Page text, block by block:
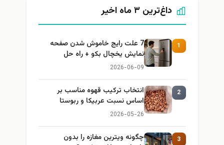
داغ‌ترین ۳ ماه اخیر
1
7 علت رایج خاموش شدن صفحه
نمایش یخچال بکو + راه حل
2026-06-09
2
انتخاب ترکیب قهوه مناسب بر
اساس نسبت عربیکا و ربوستا
2026-05-26
3
چگونه ویترین مغازه را بدون